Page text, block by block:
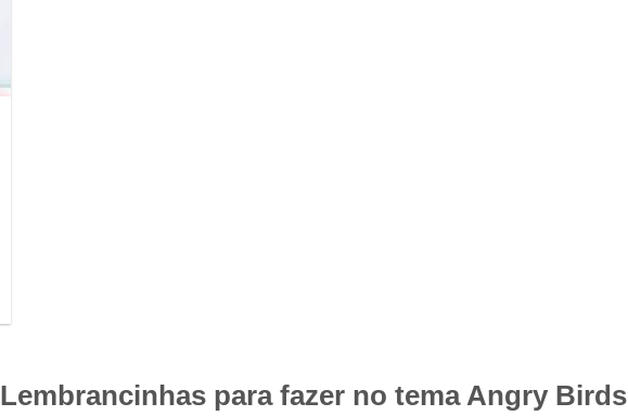
Lembrancinhas para fazer no tema Angry Birds